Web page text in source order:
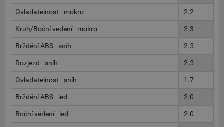
Ovladatelnost - mokro 2.2
Kruh/Boční vedení - mokro 2.3
Brždění ABS - sníh 2.5
Rozjezd - sníh 2.5
Ovladatelnost - sníh 1.7
Brždění ABS - led 2.0
Boční vedení - led 2.0